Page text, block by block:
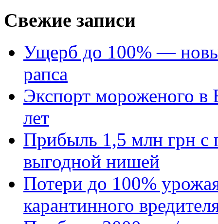
Свежие записи
Ущерб до 100% —
рапса
Экспорт мороженого в
лет
Прибыль 1,5 млн грн с
выгодной нишей
Потери до 100%
карантинного